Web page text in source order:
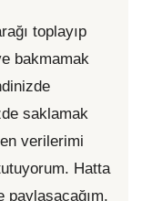
toplayıp
bakmamak
saklamak
verilerimi
Hatta
paylaşacağım.